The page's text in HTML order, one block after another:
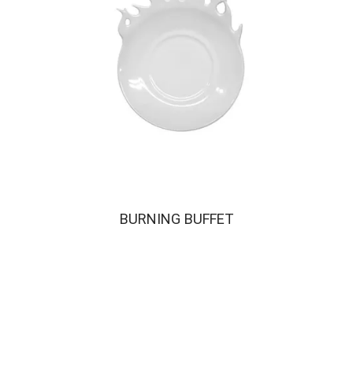
BURNING BUFFET